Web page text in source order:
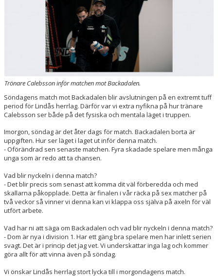
Trönare Calebsson inför matchen mot Backadalen.
Söndagens match mot Backadalen blir avslutningen på en extremt tuff
period för Lindås herrlag. Därför var vi extra nyfikna på hur tränare
Calebsson ser både på det fysiska och mentala läget i truppen.
Imorgon, söndag är det åter dags för match. Backadalen borta är
uppgiften. Hur ser läget i laget ut inför denna match.
- Oförändrad sen senaste matchen. Fyra skadade spelare men många
unga som är redo att ta chansen.
Vad blir nyckeln i denna match?
- Det blir precis som senast att komma dit väl förberedda och med
skallarna påkopplade. Detta är finalen i vår räcka på sex matcher på
två veckor så vinner vi denna kan vi klappa oss själva på axeln för väl
utfört arbete.
Vad har ni att säga om Backadalen och vad blir nyckeln i denna match?
- Dom är nya i division 1. Har ett gäng bra spelare men har inlett serien
svagt. Det är i princip det jag vet. Vi underskattar inga lag och kommer
göra allt för att vinna även på söndag.
Vi önskar Lindås herrlag stort lycka till i morgondagens match.